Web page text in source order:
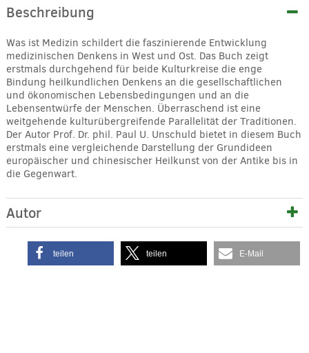
Beschreibung
Was ist Medizin schildert die faszinierende Entwicklung
medizinischen Denkens in West und Ost. Das Buch zeigt
erstmals durchgehend für beide Kulturkreise die enge
Bindung heilkundlichen Denkens an die gesellschaftlichen
und ökonomischen Lebensbedingungen und an die
Lebensentwürfe der Menschen. Überraschend ist eine
weitgehende kulturübergreifende Parallelität der Traditionen.
Der Autor Prof. Dr. phil. Paul U. Unschuld bietet in diesem Buch
erstmals eine vergleichende Darstellung der Grundideen
europäischer und chinesischer Heilkunst von der Antike bis in
die Gegenwart.
Autor
teilen teilen E-Mail